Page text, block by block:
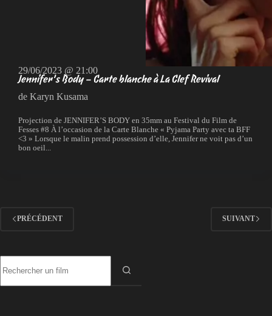
29/06/2023 @ 21:00
Jennifer’s Body – Carte blanche à La Clef Revival
de Karyn Kusama
Projection de JENNIFER’S BODY en 35mm au Festival du Film de
Fesses #8 À l’occasion de la Carte Blanche « Pyjama Party avec ta BFF
<3 » Lorsque le malin prend possession d’elle, Jennifer ne voit pas d’un
bon oeil...
PRÉCÉDENT SUIVANT
résultat